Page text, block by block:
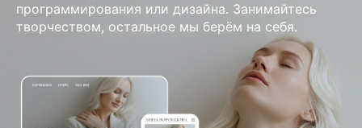
программирования или дизайна. Занимайтесь
творчеством, остальное мы берём на себя.